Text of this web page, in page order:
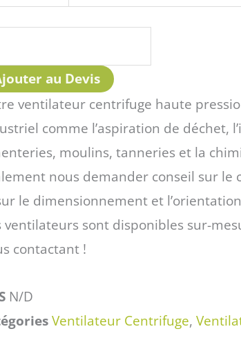
au Devis
ventilateur centrifuge haute
comme l’aspiration de déchet,
moulins, tanneries et la
nous demander conseil sur le
le dimensionnement et
ventilateurs sont disponibles sur-
contactant !
N/D
Ventilateur Centrifuge,